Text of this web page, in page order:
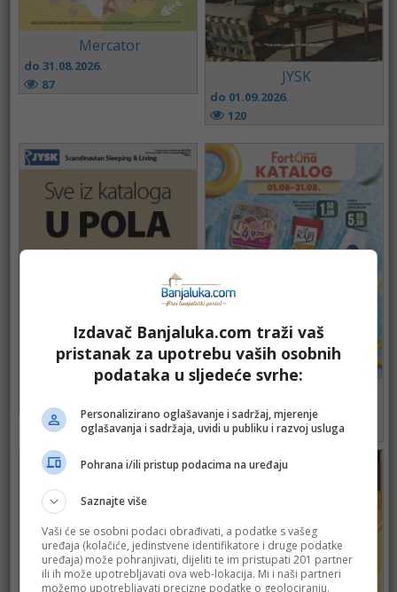
Mercator
do 31.08.2026.
87
JYSK
do 01.09.2026.
120
JYSK
do 18.08.2026.
94
do 31.08.2026.
74
Izdavač Banjaluka.com traži vaš
pristanak za upotrebu vaših osobnih
podataka u sljedeće svrhe:
Personalizirano oglašavanje i sadržaj, mjerenje
oglašavanja i sadržaja, uvidi u publiku i razvoj usluga
Pohrana i/ili pristup podacima na uređaju
Saznajte više
Vaši će se osobni podaci obrađivati, a podatke s vašeg
uređaja (kolačiće, jedinstvene identifikatore i druge podatke
uređaja) može pohranjivati, dijeliti te im pristupati 201 partner
ili ih može upotrebljavati ova web-lokacija. Mi i naši partneri
možemo upotrebljavati precizne podatke o geolociranju.